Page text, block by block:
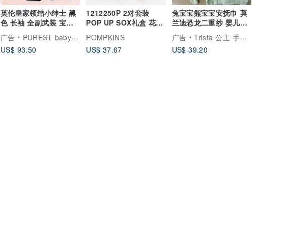
英伦皇家领结小绅士 黑
色 长袖 全副武装 宝宝
弥月 婴儿 礼盒组
广告
PUREST baby collection
US$ 93.50
1212250P 2对套装
POP UP SOX礼盒 花栗
色/米色 2色
POMPKINS
US$ 37.67
兔宝宝熊宝宝安抚巾 莫
兰迪恐龙二重纱 婴儿新
生儿弥月周岁礼物
广告
Trista 公主 手创 手作定制宝宝礼物
US$ 39.20